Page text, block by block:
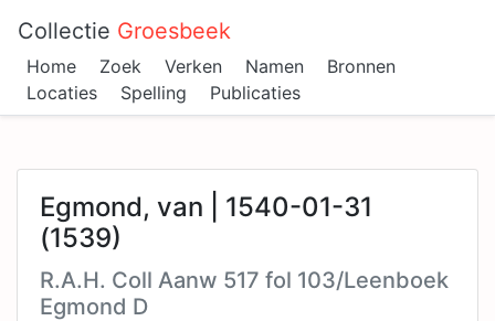
Collectie Groesbeek
Home Zoek Verken Namen
Bronnen
Locaties
Spelling Publicaties
Egmond, van | 1540-01-31
(1539)
R.A.H. Coll Aanw 517 fol 103/Leenboek
Egmond D